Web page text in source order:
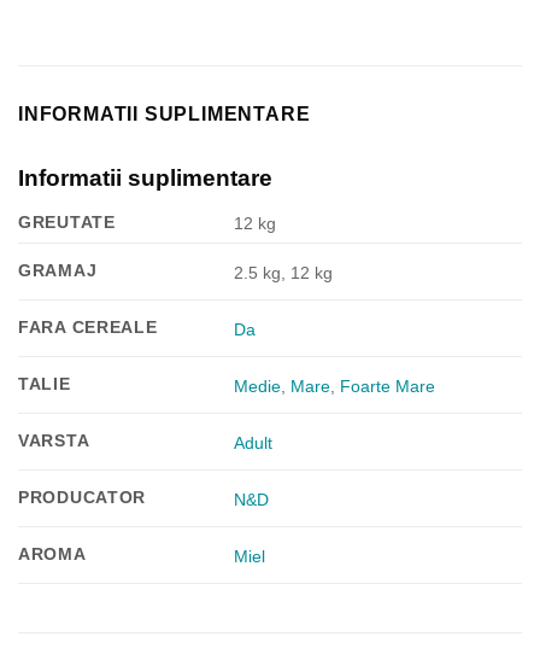
INFORMATII SUPLIMENTARE
Informatii suplimentare
GREUTATE 12 kg
GRAMAJ 2.5 kg, 12 kg
FARA CEREALE Da
TALIE Medie Mare Foarte Mare
VARSTA Adult
PRODUCATOR N&D
AROMA Miel